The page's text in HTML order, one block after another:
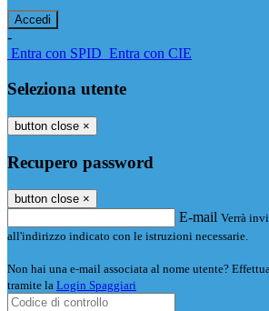
-
Entra con SPID Entra con CIE
Seleziona utente
button close ×
Recupero password
button close ×
E-mail Verrà
all'indirizzo indicato con le istruzioni necessarie.
Non hai una e-mail associata al nome utente?
tramite la Login Spaggiari